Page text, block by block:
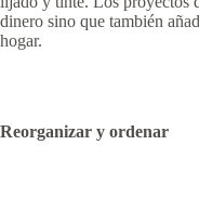
dinero sino que también
hogar.
Reorganizar y ordenar